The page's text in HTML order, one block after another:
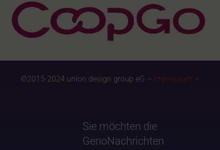
©2015-2024 union design group eG – Impressum –
Sie möchten die
GenoNachrichten